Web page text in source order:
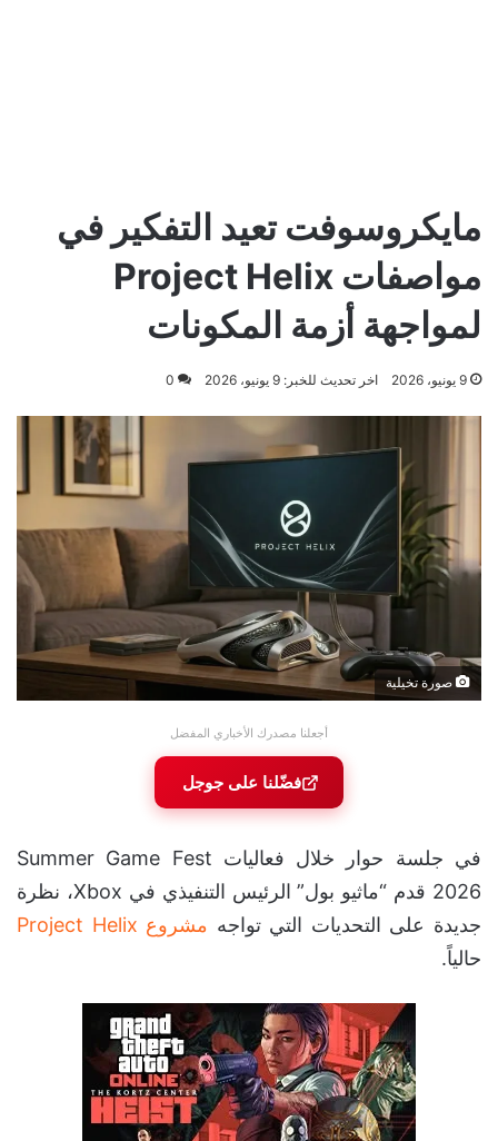
مايكروسوفت تعيد التفكير في
مواصفات Project Helix
لمواجهة أزمة المكونات
9 يونيو، 2026 اخر تحديث للخبر: 9 يونيو، 2026 0
صورة تخيلية
أجعلنا مصدرك الأخباري المفضل
فضّلنا على جوجل
في جلسة حوار خلال فعاليات Summer Game Fest
2026 قدم “ماثيو بول” الرئيس التنفيذي في Xbox، نظرة
جديدة على التحديات التي تواجه مشروع Project Helix
حالياً.